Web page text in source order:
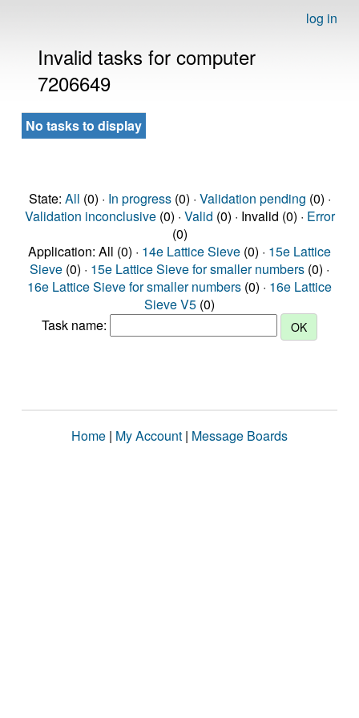
log in
Invalid tasks for computer
7206649
No tasks to display
State: All (0) · In progress(0) · Validation pending (0) ·
Validation inconclusive(0) · Valid (0) · Invalid (0) · Error
(0)
Application: All (0) · 14e Lattice Sieve (0) · 15e Lattice
Sieve (0) · 15e Lattice Sieve for smaller numbers (0) ·
16e Lattice Sieve for smaller numbers (0) · 16e Lattice
Sieve V5 (0)
Task name:
Home | My Account | Message Boards